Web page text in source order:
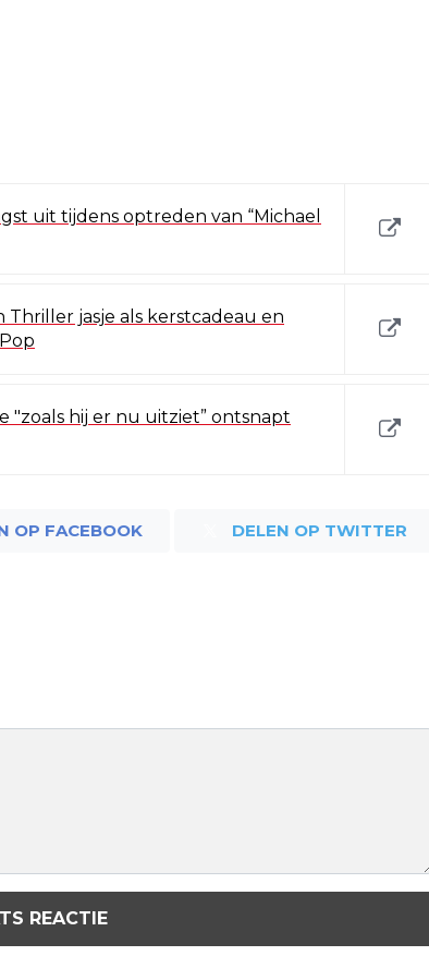
uit tijdens optreden van “Michael
Thriller jasje als kerstcadeau en
"zoals hij er nu uitziet” ontsnapt
OP FACEBOOK DELEN OP TWITTER
REACTIE